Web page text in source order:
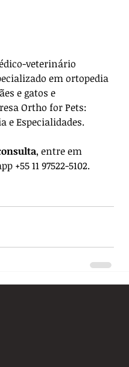
veterinário
em ortopedia
e gatos e
Ortho for Pets:
e Especialidades.
, entre em
+55 11 97522-5102.